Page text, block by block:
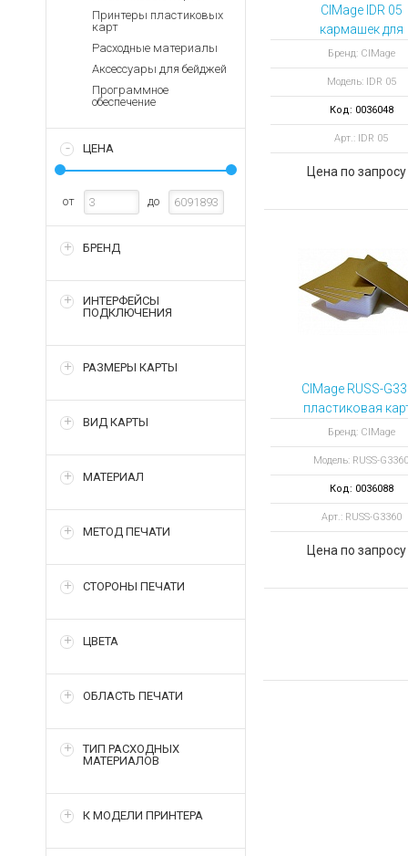
Запасные
Терминалы
оплаты
Архивные
Аккумуляторы для
Зарядные устройства
Архивные товары
Принтеры пластиковых
карт
Расходные материалы
Аксессуары для бейджей
Программное
обеспечение
ЦЕНА
от до
БРЕНД
ИНТЕРФЕЙСЫ
ПОДКЛЮЧЕНИЯ
РАЗМЕРЫ КАРТЫ
ВИД КАРТЫ
МАТЕРИАЛ
МЕТОД ПЕЧАТИ
СТОРОНЫ ПЕЧАТИ
ЦВЕТА
ОБЛАСТЬ ПЕЧАТИ
ТИП РАСХОДНЫХ
МАТЕРИАЛОВ
К МОДЕЛИ ПРИНТЕРА
CIMage IDR 05
кармашек для
бейджей и
пластиковых
мягкий
Бренд: CIMage
Модель: IDR 05
Код: 0036048
Арт.: IDR 05
Цена по запросу
CIMage RUSS-
пластиковая
Бренд: CIMage
Модель: RUSS-G3360
Код: 0036088
Арт.: RUSS-G3360
Цена по запросу